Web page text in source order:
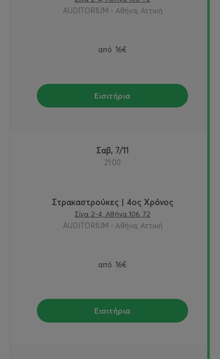
AUDITORIUM - Αθήνα, Αττική
από 16€
Εισιτήρια
Σαβ, 7/11
21:00
Στρακαστρούκες | 4ος Χρόνος
Σίνα 2-4, Αθήνα 106 72
AUDITORIUM - Αθήνα, Αττική
από 16€
Εισιτήρια